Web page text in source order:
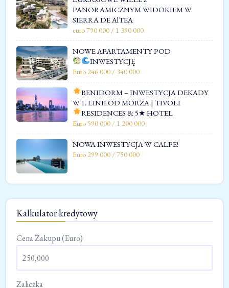
PANORAMICZNYM WIDOKIEM W
SIERRA DE AlTEA
euro 790 000 / 1 390 000
NOWE APARTAMENTY POD
INWESTYCJĘ
Euro 246 000 / 340 000
BENIDORM – INWESTYCJA DEKADY
W 1. LINII OD MORZA | TIVOLI
RESIDENCES & 5★ HOTEL
Euro 590 000 / 1 200 000
NOWA INWESTYCJA W CALPE!
Euro 299 000 / 750 000
Kalkulator kredytowy
Cena Zakupu (Euro)
Zaliczka